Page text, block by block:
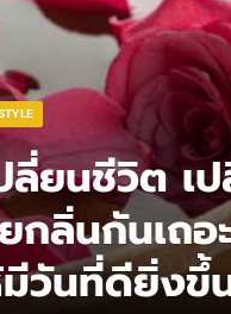
ลี่ยนชีวิต เ
กลิ่นกันเถ
วันที่ดียิ่งขึ้